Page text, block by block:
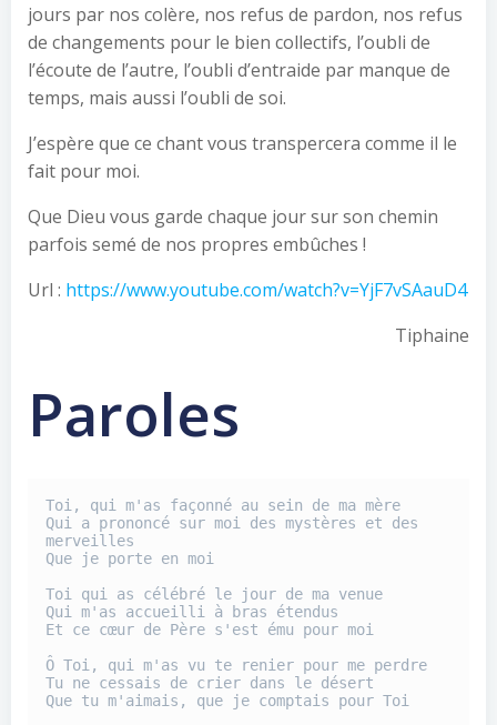
jours par nos colère, nos refus de pardon, nos refus
de changements pour le bien collectifs, l’oubli de
l’écoute de l’autre, l’oubli d’entraide par manque de
temps, mais aussi l’oubli de soi.
J’espère que ce chant vous transpercera comme il le
fait pour moi.
Que Dieu vous garde chaque jour sur son chemin
parfois semé de nos propres embûches !
Url : https://www.youtube.com/watch?v=YjF7vSAauD4
Tiphaine
Paroles
Toi, qui m'as façonné au sein de ma mère
Qui a prononcé sur moi des mystères et des
merveilles
Que je porte en moi
Toi qui as célébré le jour de ma venue
Qui m'as accueilli à bras étendus
Et ce cœur de Père s'est ému pour moi
Ô Toi, qui m'as vu te renier pour me perdre
Tu ne cessais de crier dans le désert
Que tu m'aimais, que je comptais pour Toi